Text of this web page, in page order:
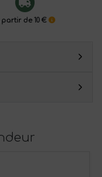
partir de 10 €